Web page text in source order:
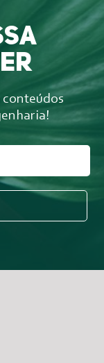
conteúdos